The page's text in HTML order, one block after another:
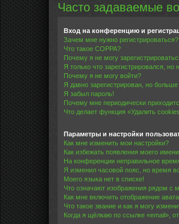
Часто задаваемые
Вход на конференцию и
Зачем мне нужно регистрироваться?
Что такое COPPA?
Почему я не могу
Я только что зарегистрировался, но
Почему я не могу войти?
Я давно зарегистрирован, но больше
Я забыл пароль!
Почему мне периодически
Что делает функция «Удалить
Параметры и настройки
Как мне изменить мои настройки?
Как избежать появления моего
На конференции неправильное
Я изменил часовой пояс, но время
Моего языка нет в списке!
Что означают изображения рядом с
Как мне включить отображение
Что такое звание и как я могу
Когда я щёлкаю по ссылке «email»,